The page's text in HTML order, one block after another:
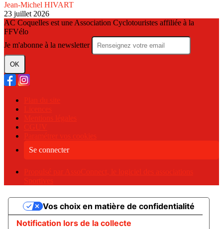
Jean-Michel HIVART
23 juillet 2026
AC Coquelles est une Association Cyclotouristes affiliée à la
FFVélo
Je m'abonne à la newsletter
OK
Plan du site
Licences
Mentions légales
CGUV
Paramétrer vos cookies
Se connecter
Propulsé par AssoConnect, le logiciel des associations
Sportives
Notification lors de la collecte
Vos choix en matière de confidentialité